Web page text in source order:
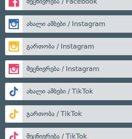
ახალი ამბები / Instagram
გართობა / Instagram
მეცნიერება / Instagram
ახალი ამბები / TikTok
გართობა / TikTok
მეცნიერება / TikTok